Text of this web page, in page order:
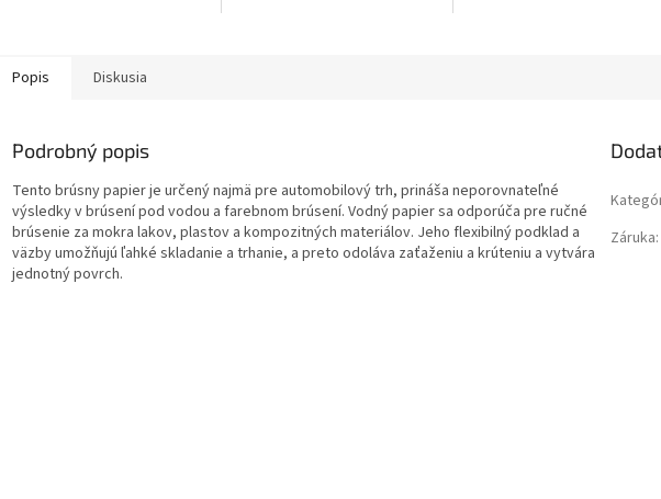
Popis Diskusia
Podrobný popis
Tento brúsny papier je určený najmä pre automobilový trh, prináša neporovnateľné
výsledky v brúsení pod vodou a farebnom brúsení. Vodný papier sa odporúča pre ručné
brúsenie za mokra lakov, plastov a kompozitných materiálov. Jeho flexibilný podklad a
väzby umožňujú ľahké skladanie a trhanie, a preto odoláva zaťaženiu a krúteniu a vytvára
jednotný povrch.
Záruka: